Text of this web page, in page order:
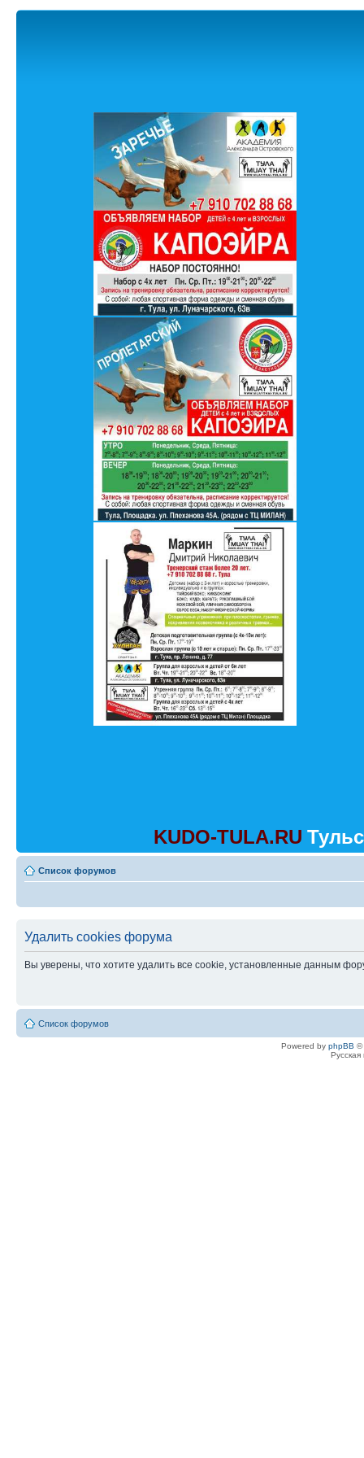
KUDO-TULA.RU
Список форумов
Удалить cookies форума
Вы уверены, что хотите удалить все cookie, установленные данным
Список форумов
Powered by phpBB ©